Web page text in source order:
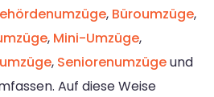
, Büroumzüge,
, Mini-Umzüge,
, Seniorenumzügeund
Auf diese Weise